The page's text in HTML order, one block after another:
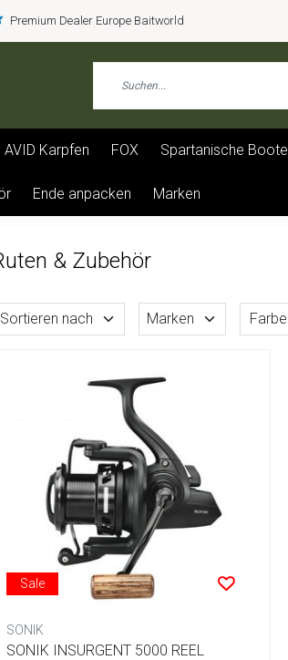
Premium Dealer Europe Baitworld
AVID Karpfen FOX Spartanische Boote
Ende anpacken Marken
& Zubehör
Sortieren nach Marken Farbe
Sale
SONIK
SONIK INSURGENT 5000 REEL